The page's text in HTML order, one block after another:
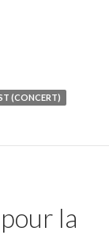
(CONCERT)
la